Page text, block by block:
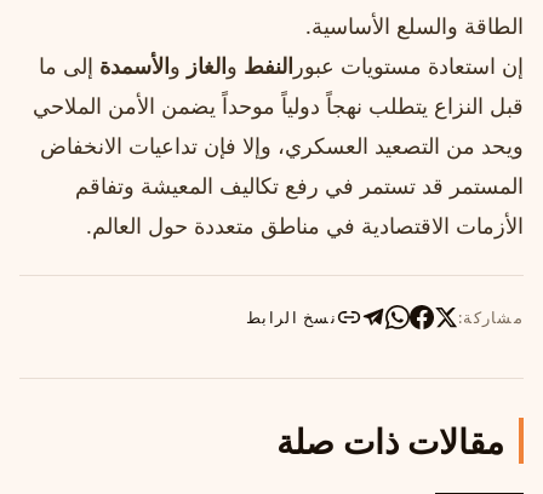
الطاقة والسلع الأساسية.
إن استعادة مستويات عبور النفط والغاز والأسمدة إلى ما
قبل النزاع يتطلب نهجاً دولياً موحداً يضمن الأمن الملاحي
ويحد من التصعيد العسكري، وإلا فإن تداعيات الانخفاض
المستمر قد تستمر في رفع تكاليف المعيشة وتفاقم
الأزمات الاقتصادية في مناطق متعددة حول العالم.
مشاركة: نسخ الرابط
مقالات ذات صلة